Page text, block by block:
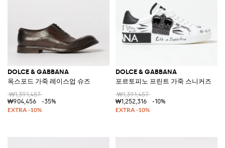
DOLCE & GABBANA
옥스포드 가죽 레이스업 슈즈
₩1,391,457
₩904,456
-35%
DOLCE & GABBANA
포르토피노 프린트 가죽 스니커즈
₩1,391,457
₩1,252,316
-10%